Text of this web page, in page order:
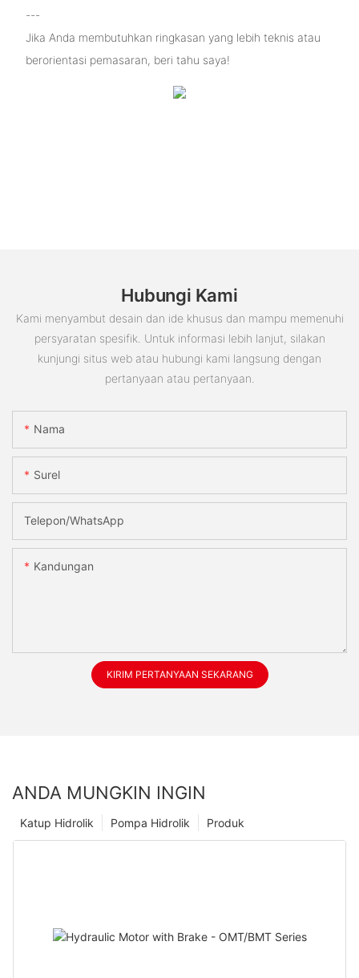
---
Jika Anda membutuhkan ringkasan yang lebih teknis atau
berorientasi pemasaran, beri tahu saya!
Hubungi Kami
Kami menyambut desain dan ide khusus dan mampu memenuhi
persyaratan spesifik. Untuk informasi lebih lanjut, silakan
kunjungi situs web atau hubungi kami langsung dengan
pertanyaan atau pertanyaan.
Nama
Surel
Telepon/WhatsApp
Kandungan
KIRIM PERTANYAAN SEKARANG
ANDA MUNGKIN INGIN
Produk
Pompa Hidrolik
Katup Hidrolik